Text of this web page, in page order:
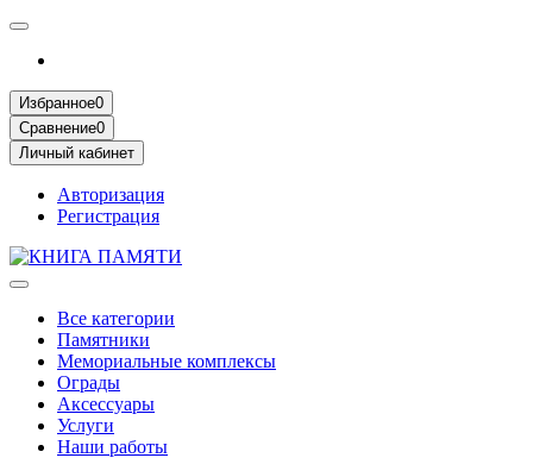
Избранное0
Сравнение0
Личный кабинет
Авторизация
Регистрация
Все категории
Памятники
Мемориальные комплексы
Ограды
Аксессуары
Услуги
Наши работы